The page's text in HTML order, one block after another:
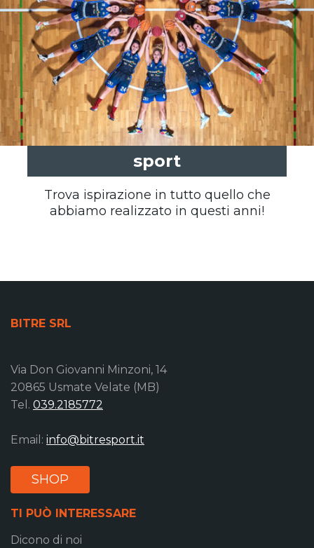
sport
Trova ispirazione in tutto quello che
abbiamo realizzato in questi anni!
BITRE SRL
Via Don Giovanni Minzoni, 14
20865 Usmate Velate (MB)
Tel. 039.2185772
Email: info@bitresport.it
SHOP
TI PUÒ INTERESSARE
Dicono di noi